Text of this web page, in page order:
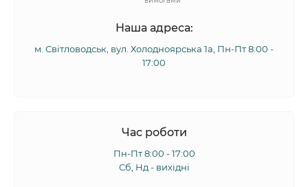
Наша адреса:
м. Світловодськ, вул. Холодноярська 1а, Пн-Пт 8:00 -
17:00
Час роботи
Пн-Пт 8:00 - 17:00
Сб, Нд - вихідні